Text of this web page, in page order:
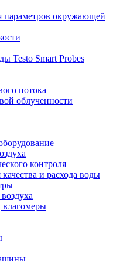
параметров окружающей
Testo Smart Probes
потока
облученности
контроля
и расхода воды
влагомеры